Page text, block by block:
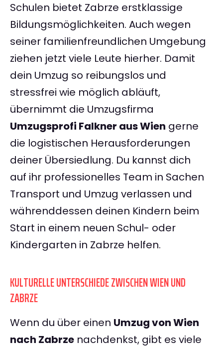
Schulen bietet Zabrze erstklassige
Bildungsmöglichkeiten. Auch wegen
seiner familienfreundlichen Umgebung
ziehen jetzt viele Leute hierher. Damit
dein Umzug so reibungslos und
stressfrei wie möglich abläuft,
übernimmt die Umzugsfirma
Umzugsprofi Falkner aus Wien gerne
die logistischen Herausforderungen
deiner Übersiedlung. Du kannst dich
auf ihr professionelles Team in Sachen
Transport und Umzug verlassen und
währenddessen deinen Kindern beim
Start in einem neuen Schul- oder
Kindergarten in Zabrze helfen.
KULTURELLE UNTERSCHIEDE ZWISCHEN WIEN UND
ZABRZE
Wenn du über einen Umzug von Wien
nach Zabrze nachdenkst, gibt es viele